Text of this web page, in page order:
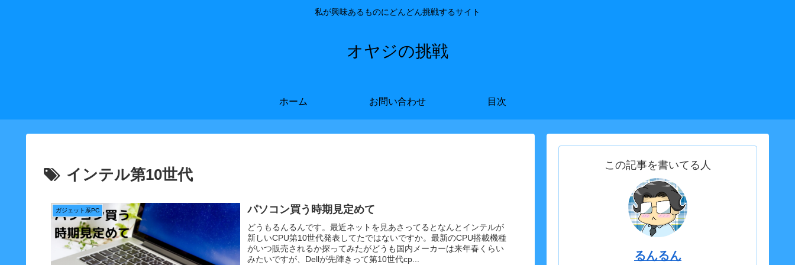
私が興味あるものにどんどん挑戦するサイト
オヤジの挑戦
ホーム お問い合わせ 目次
インテル第10世代
ガジェット系PC パソコン買う時期見定めて
どうもるんるんです。最近ネットを見あさってるとなんとインテルが
新しいCPU第10世代発表してたではないですか。最新のCPU搭載機種
がいつ販売されるか探ってみたがどうも国内メーカーは来年春くらい
みたいですが、Dellが先陣きって第10世代cp...
この記事を書いてる人
るんるん